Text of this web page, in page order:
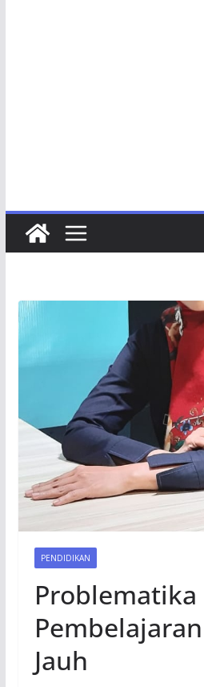
PENDIDIKAN
Problematika
Jauh